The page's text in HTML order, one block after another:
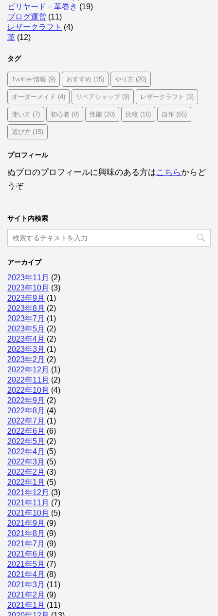
ビリヤード－革巻き (19)
ブログ運営 (11)
レザークラフト (4)
革 (12)
タグ
Twitter情報 (9) おすすめ (15) やり方 (20)
オーダーメイド (4) リペアショップ(9) レザークラフト (3)
使い方 (7) 初心者 (9) 性能 (20) 比較 (16) 自作 (65)
選び方 (15)
プロフィール
ぬブロのプロフィールに興味のある方はこちらからど
うぞ
サイト内検索
アーカイブ
2023年11月 (2)
2023年10月 (3)
2023年9月 (1)
2023年8月 (2)
2023年7月 (1)
2023年5月 (2)
2023年4月 (2)
2023年3月 (1)
2023年2月 (2)
2022年12月 (1)
2022年11月 (2)
2022年10月 (4)
2022年9月 (2)
2022年8月 (4)
2022年7月 (1)
2022年6月 (6)
2022年5月 (2)
2022年4月 (5)
2022年3月 (5)
2022年2月 (3)
2022年1月 (5)
2021年12月 (3)
2021年11月 (7)
2021年10月 (5)
2021年9月 (9)
2021年8月 (9)
2021年7月 (9)
2021年6月 (9)
2021年5月 (7)
2021年4月 (8)
2021年3月 (11)
2021年2月 (9)
2021年1月 (11)